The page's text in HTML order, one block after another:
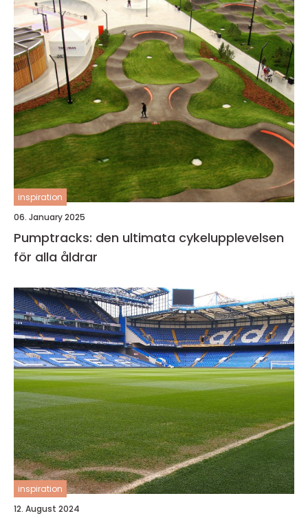
inspiration
06. January 2025
Pumptracks: den ultimata cykelupplevelsen
för alla åldrar
inspiration
12. August 2024